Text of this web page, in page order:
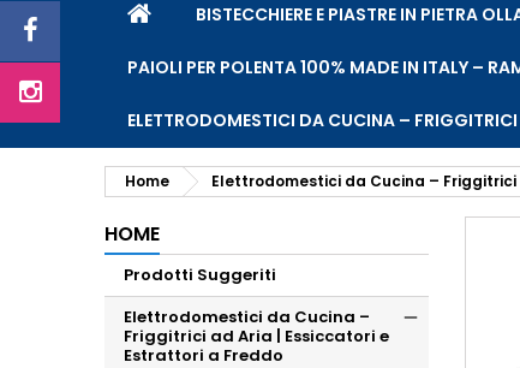
HOMEBISTECCHIERE E PIASTRE IN PIETRA
PAIOLI PER POLENTA 100% MADE IN ITALY –
ELETTRODOMESTICI DA CUCINA –
Home Elettrodomestici da Cucina –
HOME
Prodotti Suggeriti
Elettrodomestici da Cucina –
Friggitrici ad Aria | Essiccatori e
Estrattori a Freddo